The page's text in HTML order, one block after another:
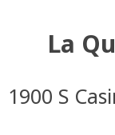
La
1900 S